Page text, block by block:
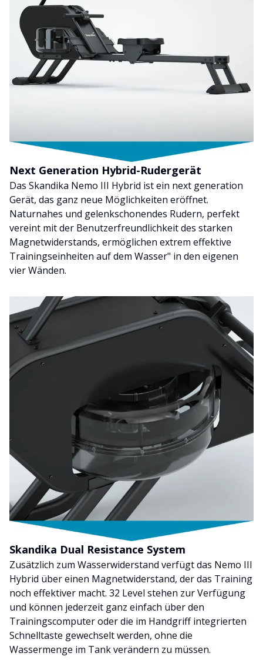
Next Generation Hybrid-Rudergerät
Das Skandika Nemo III Hybrid ist ein next generation
Gerät, das ganz neue Möglichkeiten eröffnet.
Naturnahes und gelenkschonendes Rudern, perfekt
vereint mit der Benutzerfreundlichkeit des starken
Magnetwiderstands, ermöglichen extrem effektive
Trainingseinheiten auf dem Wasser" in den eigenen
vier Wänden.
Skandika Dual Resistance System
Zusätzlich zum Wasserwiderstand verfügt das Nemo III
Hybrid über einen Magnetwiderstand, der das Training
noch effektiver macht. 32 Level stehen zur Verfügung
und können jederzeit ganz einfach über den
Trainingscomputer oder die im Handgriff integrierten
Schnelltaste gewechselt werden, ohne die
Wassermenge im Tank verändern zu müssen.